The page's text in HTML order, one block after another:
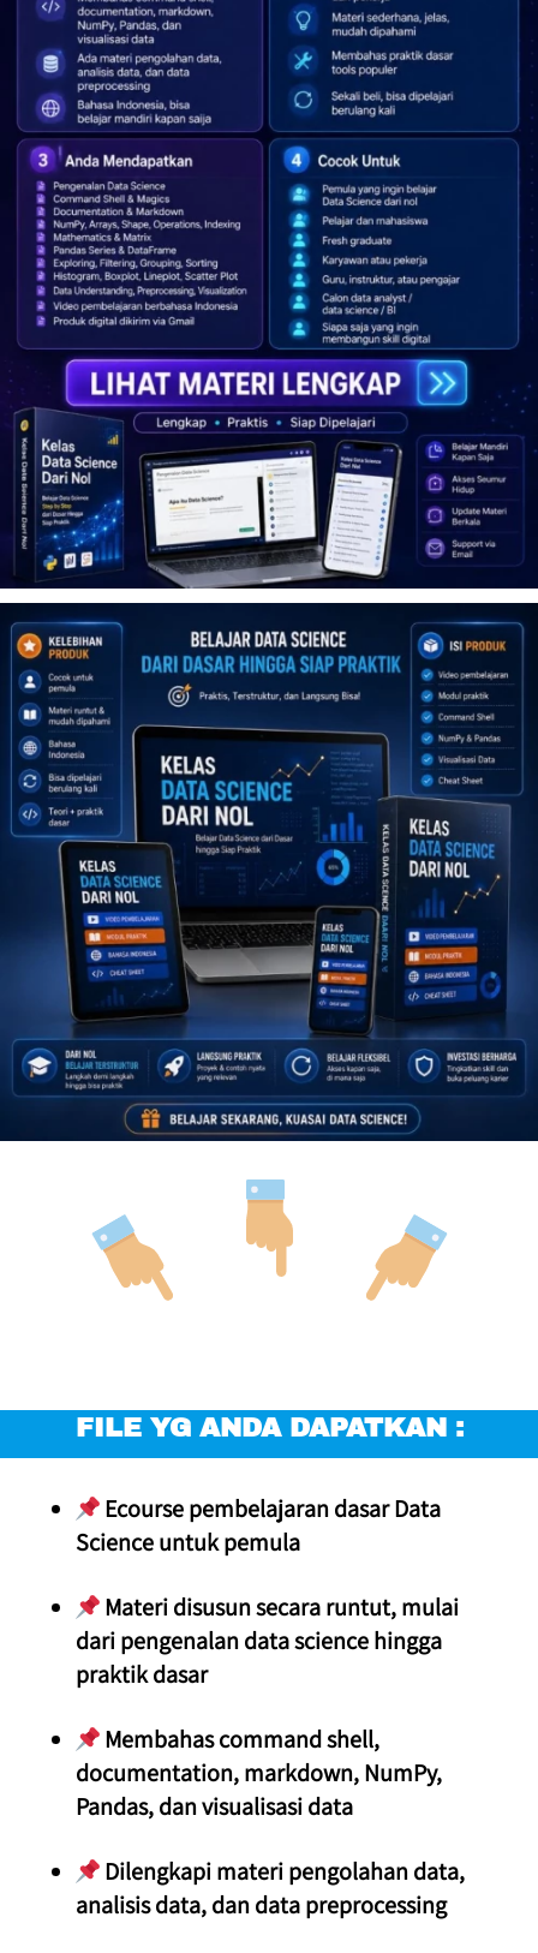
FILE YG ANDA DAPATKAN :
Ecourse pembelajaran dasar Data
Science untuk pemula
Materi disusun secara runtut, mulai
dari pengenalan data science hingga
praktik dasar
Membahas command shell,
documentation, markdown, NumPy,
Pandas, dan visualisasi data
Dilengkapi materi pengolahan data,
analisis data, dan data preprocessing